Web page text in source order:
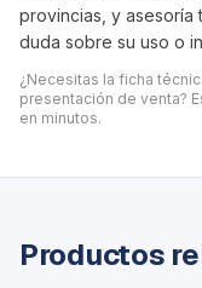
provincias, y
duda sobre su uso o
¿Necesitas la ficha
presentación de venta?
en minutos.
Productos